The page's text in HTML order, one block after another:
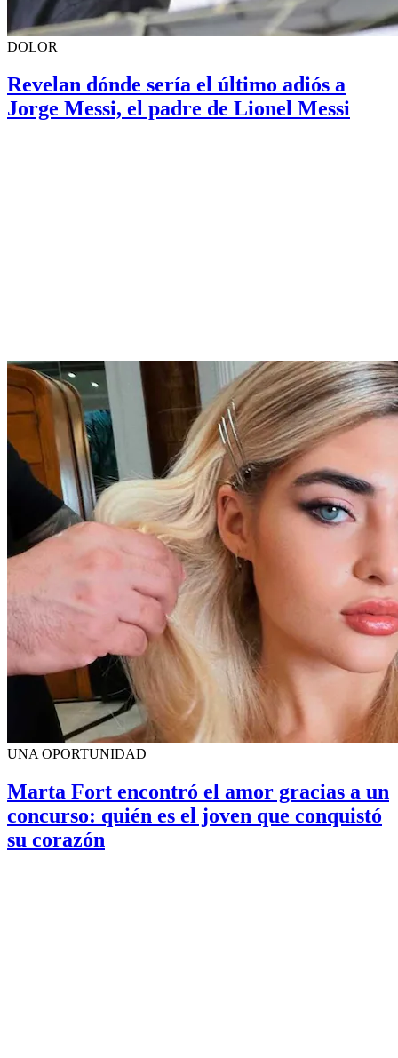
DOLOR
Revelan dónde sería el último adiós a
Jorge Messi, el padre de Lionel Messi
UNA OPORTUNIDAD
Marta Fort encontró el amor gracias a un
concurso: quién es el joven que conquistó
su corazón